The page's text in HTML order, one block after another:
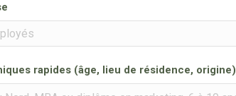
rapides (âge, lieu de résidence, origine)